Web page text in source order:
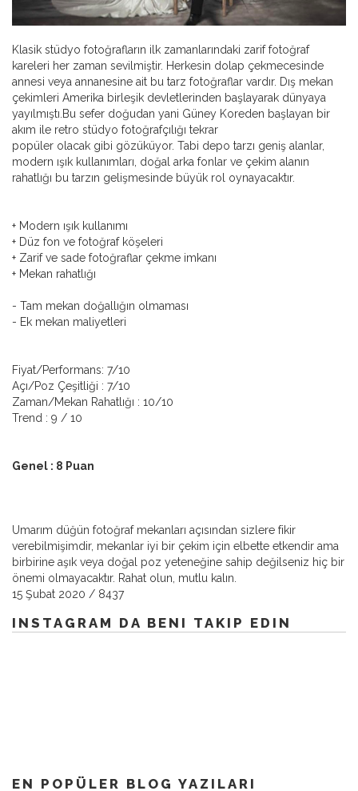
Klasik stüdyo fotoğrafların ilk zamanlarındaki zarif fotoğraf
kareleri her zaman sevilmiştir. Herkesin dolap çekmecesinde
annesi veya annanesine ait bu tarz fotoğraflar vardır. Dış mekan
çekimleri Amerika birleşik devletlerinden başlayarak dünyaya
yayılmıştı.Bu sefer doğudan yani Güney Koreden başlayan bir
akım ile retro stüdyo fotoğrafçılığı tekrar
popüler olacak gibi gözüküyor. Tabi depo tarzı geniş alanlar,
modern ışık kullanımları, doğal arka fonlar ve çekim alanın
rahatlığı bu tarzın gelişmesinde büyük rol oynayacaktır.
+ Modern ışık kullanımı
+ Düz fon ve fotoğraf köşeleri
+ Zarif ve sade fotoğraflar çekme imkanı
+ Mekan rahatlığı
- Tam mekan doğallığın olmaması
- Ek mekan maliyetleri
Fiyat/Performans: 7/10
Açı/Poz Çeşitliği : 7/10
Zaman/Mekan Rahatlığı : 10/10
Trend : 9 / 10
Genel : 8 Puan
Umarım düğün fotoğraf mekanları açısından sizlere fikir
verebilmişimdir, mekanlar iyi bir çekim için elbette etkendir ama
birbirine aşık veya doğal poz yeteneğine sahip değilseniz hiç bir
önemi olmayacaktır. Rahat olun, mutlu kalın.
15 Şubat 2020 / 8437
INSTAGRAM DA BENI TAKIP EDIN
EN POPÜLER BLOG YAZILARI